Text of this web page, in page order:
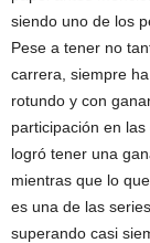
siendo uno de los
Pese a tener no
carrera, siempre
rotundo y con
participación en
logró tener una
mientras que lo
es una de las
superando casi